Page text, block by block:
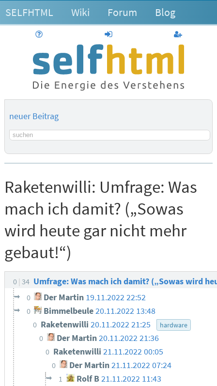
SELFHTML Wiki Forum Blog
anmelden
neuer Beitrag
Suchbegriff
Raketenwilli: Umfrage: Was
mach ich damit? („Sowas
wird heute gar nicht mehr
gebaut!“)
0 34 Umfrage: Was mach ich damit? („Sowas wird
0 Der Martin 19.11.2022 22:52
0 Bimmelbeule20.11.2022 13:48
0 Raketenwilli 20.11.2022 21:25 hardware
0 Der Martin20.11.2022 21:36
0 Raketenwilli21.11.2022 00:05
0 Der Martin21.11.2022 07:24
1 Rolf B21.11.2022 11:43